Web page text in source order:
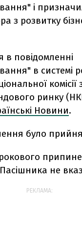
і
з розвитку
в повідомленні
в системі
комісії
ринку
Новини.
було
не
РЕКЛАМА: